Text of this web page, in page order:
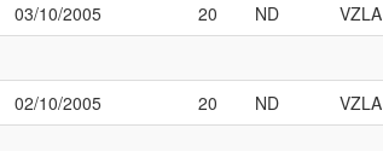
03/10/2005 20 ND VZLA
02/10/2005 20 ND VZLA